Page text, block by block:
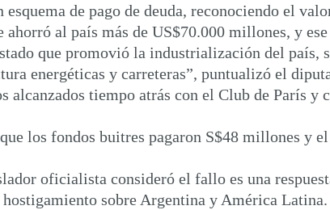
esquema de pago de deuda, reconociendo el
al país más de US$70.000 millones, y
que promovió la industrialización del país,
energéticas y carreteras”, puntualizó el
alcanzados tiempo atrás con el Club de París y
los fondos buitres pagaron S$48 millones y
oficialista consideró el fallo es una
sobre Argentina y América